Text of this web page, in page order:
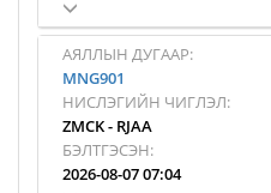
АЯЛЛЫН ДУГААР:
MNG901
НИСЛЭГИЙН ЧИГЛЭЛ:
ZMCK- RJAA
БЭЛТГЭСЭН:
2026-08-07 07:04